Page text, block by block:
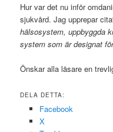
Hur var det nu inför
sjukvård. Jag upprepar
hälsosystem, uppbyggda
system som är designat
Önskar alla läsare en
DELA DETTA:
Facebook
X